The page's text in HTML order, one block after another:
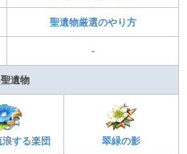
聖遺物厳選のやり方
-
遺物
する楽団 翠緑の影